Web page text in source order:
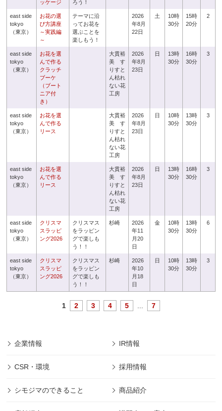
ッケージ
ろう！
east side
tokyo
（東京）
お花の選
び方講座
～実践編
～
テーマに沿
ってお花を
選ぶことを
楽しもう！
2026
年8月
22日
土
10時
30分
15時
20分
2
east side
tokyo
（東京）
お花を選
んで作る
クラッチ
ブーケ
（ブート
ニア付
き）
大貫裕
美 す
りすと
ん枯れ
ない花
工房
2026
年8月
23日
日
13時
30分
16時
30分
3
east side
tokyo
（東京）
お花を選
んで作る
リース
大貫裕
美 す
りすと
ん枯れ
ない花
工房
2026
年8月
23日
日
10時
30分
13時
30分
3
east side
tokyo
（東京）
お花を選
んで作る
リース
大貫裕
美 す
りすと
ん枯れ
ない花
工房
2026
年8月
23日
日
13時
30分
16時
30分
3
east side
tokyo
（東京）
クリスマ
スラッピ
ング2026
クリスマス
をラッピン
グで楽しも
う！！
杉崎
2026
年11
月20
日
金
10時
30分
13時
30分
6
east side
tokyo
（東京）
クリスマ
スラッピ
ング2026
クリスマス
をラッピン
グで楽しも
う！！
杉崎
2026
年10
月18
日
日
10時
30分
13時
30分
3
1 2 3 4 5 7
企業情報 IR情報
CSR・環境 採用情報
シモジマのできること 商品紹介